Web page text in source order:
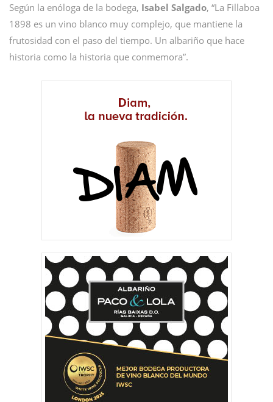
Según la enóloga de la bodega, Isabel Salgado, “La Fillaboa
1898 es un vino blanco muy complejo, que mantiene la
frutosidad con el paso del tiempo. Un albariño que hace
historia como la historia que conmemora”.